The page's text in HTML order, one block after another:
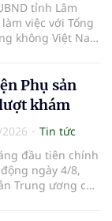
tỉnh Lâm
việc với Tổng
không Việt Nam
Đồng và ACV
hoạt động
đẩy mở mới các
và quốc tế.
Phụ sản
khám
Tin tức
đầu tiên chính
ngày 4/8,
Trung ương cơ